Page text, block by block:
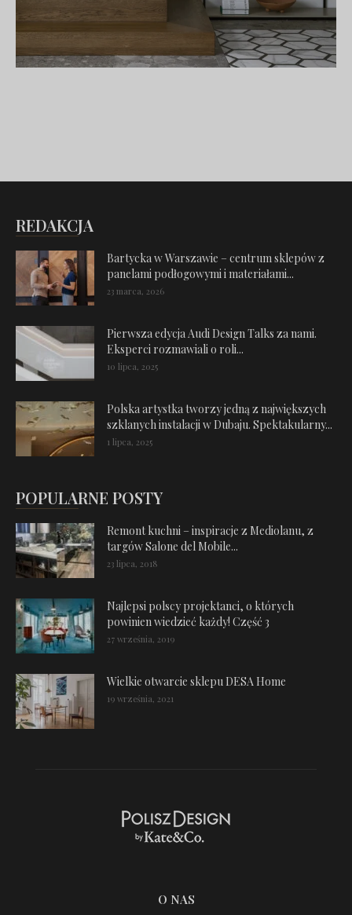
REDAKCJA
Bartycka w Warszawie – centrum sklepów z
panelami podłogowymi i materiałami...
23 marca, 2026
Pierwsza edycja Audi Design Talks za nami.
Eksperci rozmawiali o roli...
10 lipca, 2025
Polska artystka tworzy jedną z największych
szklanych instalacji w Dubaju. Spektakularny...
1 lipca, 2025
POPULARNE POSTY
Remont kuchni – inspiracje z Mediolanu, z
targów Salone del Mobile...
23 lipca, 2018
Najlepsi polscy projektanci, o których
powinien wiedzieć każdy! Część 3
27 września, 2019
Wielkie otwarcie sklepu DESA Home
19 września, 2021
O NAS